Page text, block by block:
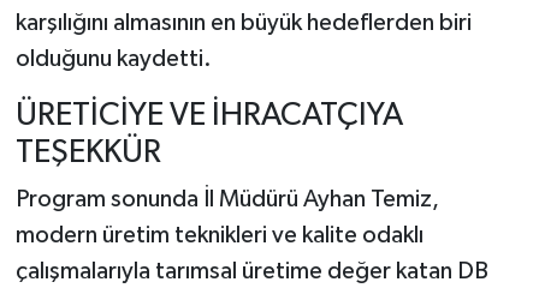
karşılığını almasının en büyük hedeflerden biri
olduğunu kaydetti.
ÜRETİCİYE VE İHRACATÇIYA
TEŞEKKÜR
Program sonunda İl Müdürü Ayhan Temiz,
modern üretim teknikleri ve kalite odaklı
çalışmalarıyla tarımsal üretime değer katan DB